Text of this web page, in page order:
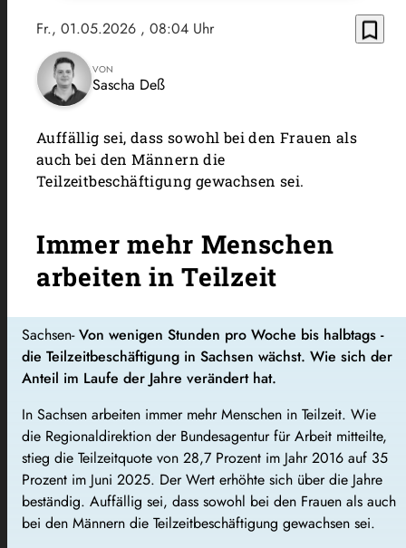
Fr., 01.05.2026 , 08:04 Uhr bookmark_border
VON
Sascha Deß
Auffällig sei, dass sowohl bei den Frauen als
auch bei den Männern die
Teilzeitbeschäftigung gewachsen sei.
Immer mehr Menschen
arbeiten in Teilzeit
Sachsen-Von wenigen Stunden pro Woche bis halbtags -
die Teilzeitbeschäftigung in Sachsen wächst. Wie sich der
Anteil im Laufe der Jahre verändert hat.
In Sachsen arbeiten immer mehr Menschen in Teilzeit. Wie
die Regionaldirektion der Bundesagentur für Arbeit mitteilte,
stieg die Teilzeitquote von 28,7 Prozent im Jahr 2016 auf 35
Prozent im Juni 2025. Der Wert erhöhte sich über die Jahre
beständig. Auffällig sei, dass sowohl bei den Frauen als auch
bei den Männern die Teilzeitbeschäftigung gewachsen sei.